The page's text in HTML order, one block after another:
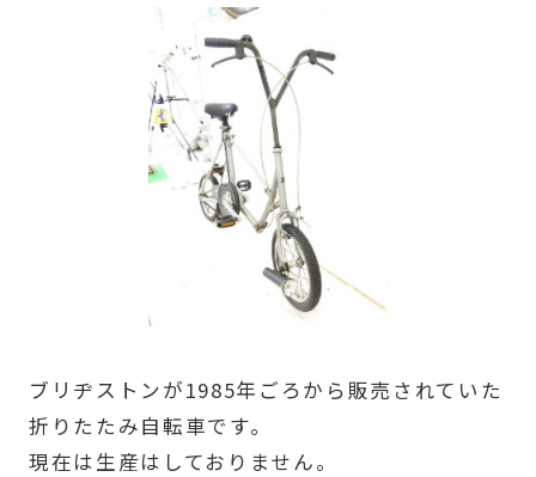
ブリヂストンが1985年ごろから販売されていた
折りたたみ自転車です。
現在は生産はしておりません。